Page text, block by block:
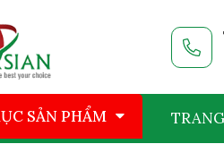
SẢN PHẨM